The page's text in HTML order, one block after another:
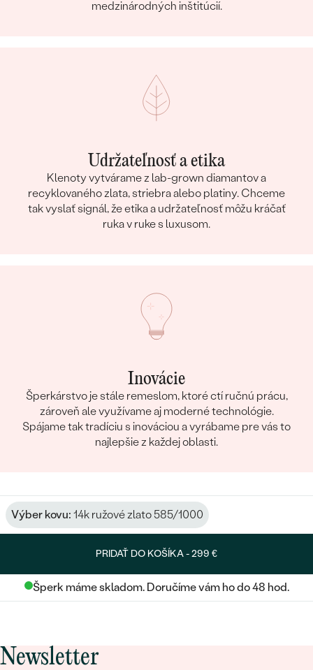
medzinárodných inštitúcií.
Udržateľnosť a etika
Klenoty vytvárame z lab-grown diamantov a
recyklovaného zlata, striebra alebo platiny. Chceme
tak vyslať signál, že etika a udržateľnosť môžu kráčať
ruka v ruke s luxusom.
Inovácie
Šperkárstvo je stále remeslom, ktoré ctí ručnú prácu,
zároveň ale využívame aj moderné technológie.
Spájame tak tradíciu s inováciou a vyrábame pre vás to
najlepšie z každej oblasti.
Výber kovu: 14k ružové zlato 585/1000
PRIDAŤ DO KOŠÍKA -299 €
Šperk máme skladom. Doručíme vám ho do 48 hod.
Newsletter